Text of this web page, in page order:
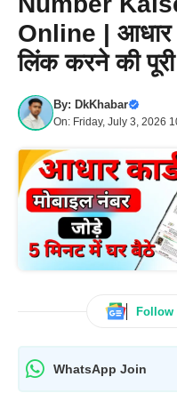
Online | आधार
लिंक करने की पूरी
By: DkKhabar
On: Friday, July 3, 2026
Follow
WhatsApp Join